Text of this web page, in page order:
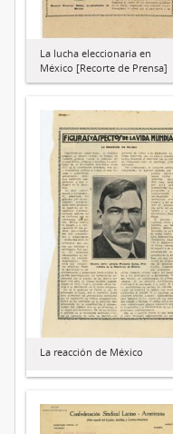
La lucha eleccionaria en
México [Recorte de Prensa]
La reacción de México